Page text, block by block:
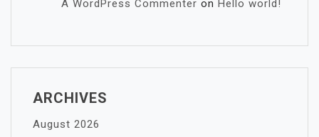
A WordPress Commenter on Hello world!
ARCHIVES
August 2026